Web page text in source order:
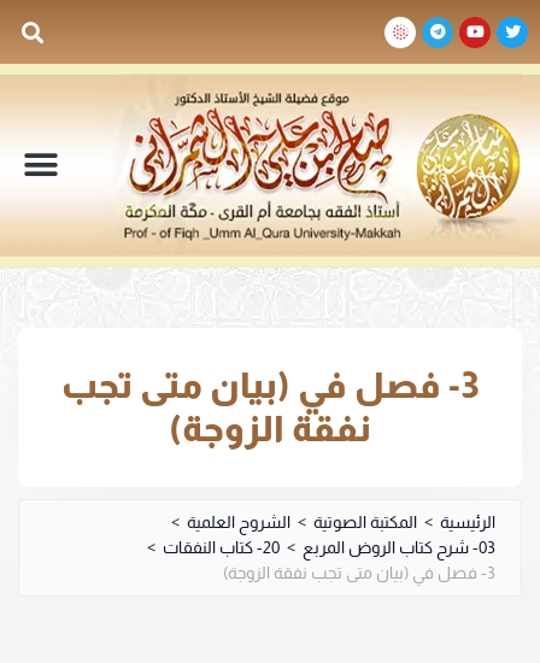
3- فصل في (بيان متى تجب
نفقة الزوجة)
الرئيسية > المكتبة الصوتية > الشروح العلمية >
03- شرح كتاب الروض المربع
> 20- كتاب النفقات
>
3- فصل في (بيان متى تجب نفقة الزوجة)